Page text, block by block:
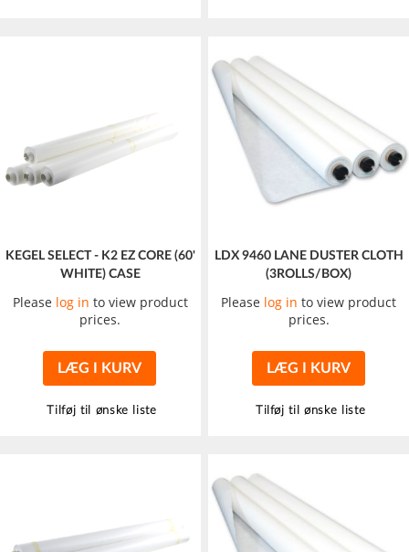
KEGEL SELECT - K2 EZ CORE (60'
WHITE) CASE
Please log in to view product
prices.
LÆG I KURV
Tilføj til ønske liste
LDX 9460 LANE DUSTER CLOTH
(3ROLLS/BOX)
Please log in to view product
prices.
LÆG I KURV
Tilføj til ønske liste